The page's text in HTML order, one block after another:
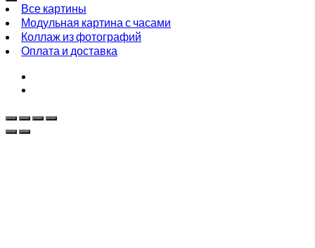
Все картины
Модульная картина с часами
Коллаж из фотографий
Оплата и доставка